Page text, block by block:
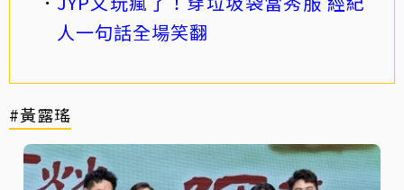
人一句話全場笑翻
#黃露瑤